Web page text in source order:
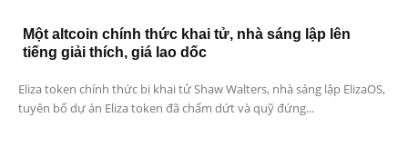
Một altcoin chính thức khai tử, nhà sáng lập lên
tiếng giải thích, giá lao dốc
Eliza token chính thức bị khai tử Shaw Walters, nhà sáng lập ElizaOS,
tuyên bố dự án Eliza token đã chấm dứt và quỹ đứng...